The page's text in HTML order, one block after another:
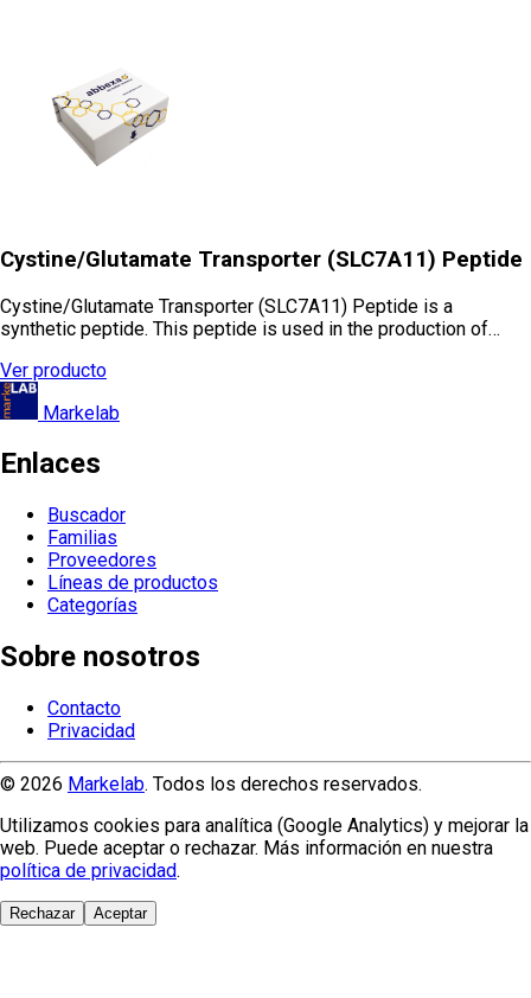
Cystine/Glutamate Transporter (SLC7A11) Peptide
Cystine/Glutamate Transporter (SLC7A11) Peptide is a
synthetic peptide. This peptide is used in the production of…
Ver producto
Markelab
Enlaces
Buscador
Familias
Proveedores
Líneas de productos
Categorías
Sobre nosotros
Contacto
Privacidad
© 2026 Markelab. Todos los derechos reservados.
Utilizamos cookies para analítica (Google Analytics) y mejorar la
web. Puede aceptar o rechazar. Más información en nuestra
política de privacidad.
Rechazar Aceptar